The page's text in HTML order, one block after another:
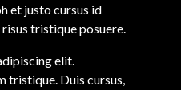
et justo cursus id
tristique posuere.
elit.
tristique. Duis cursus,